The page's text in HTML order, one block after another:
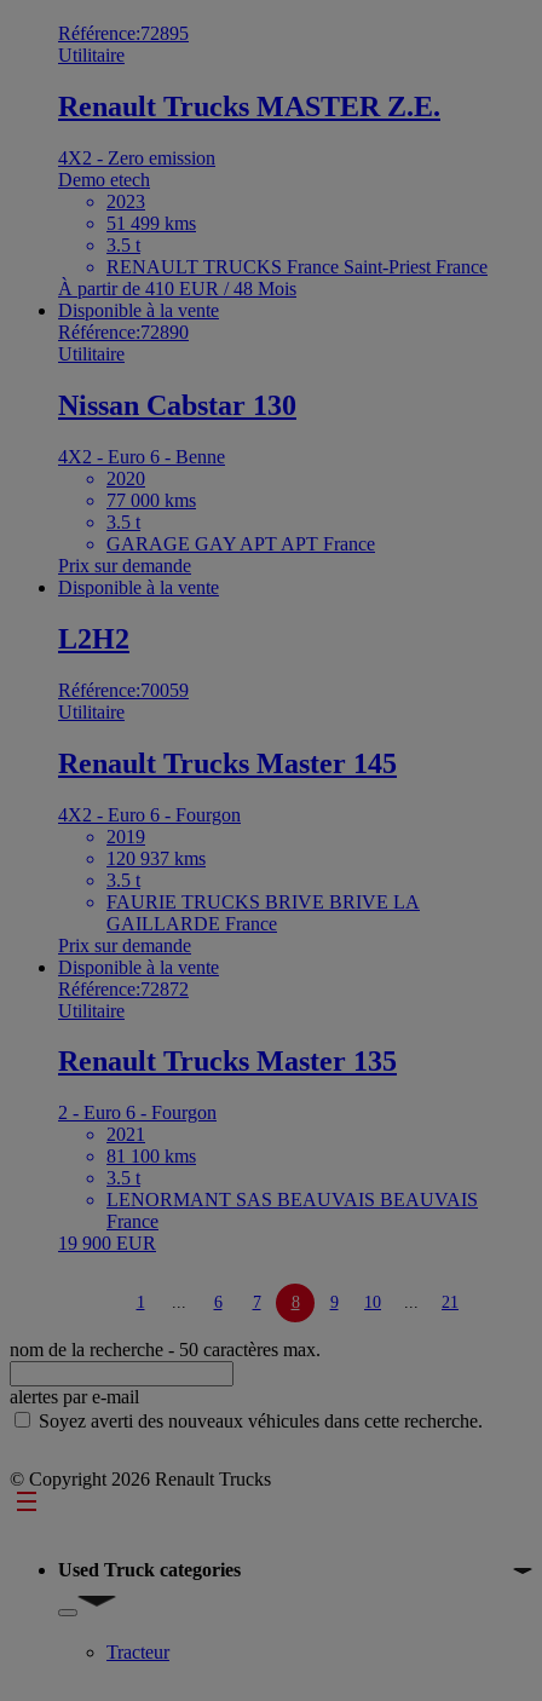
Référence:72895
Utilitaire
Renault Trucks MASTER Z.E.
4X2 - Zero emission
Demo etech
2023
51 499 kms
3.5 t
RENAULT TRUCKS France Saint-Priest France
À partir de 410 EUR / 48 Mois
Disponible à la vente
Référence:72890
Utilitaire
Nissan Cabstar 130
4X2 - Euro 6 - Benne
2020
77 000 kms
3.5 t
GARAGE GAY APT APT France
Prix sur demande
Disponible à la vente
L2H2
Référence:70059
Utilitaire
Renault Trucks Master 145
4X2 - Euro 6 - Fourgon
2019
120 937 kms
3.5 t
FAURIE TRUCKS BRIVE BRIVE LA
GAILLARDE France
Prix sur demande
Disponible à la vente
Référence:72872
Utilitaire
Renault Trucks Master 135
2 - Euro 6 - Fourgon
2021
81 100 kms
3.5 t
LENORMANT SAS BEAUVAIS BEAUVAIS
France
19 900 EUR
1 ... 6 7 8 9 10 ... 21
nom de la recherche - 50 caractères max.
alertes par e-mail
Soyez averti des nouveaux véhicules dans cette recherche.
© Copyright 2026 Renault Trucks
Footer
Used Truck categories
Show submenu for Used Truck categories
Tracteur